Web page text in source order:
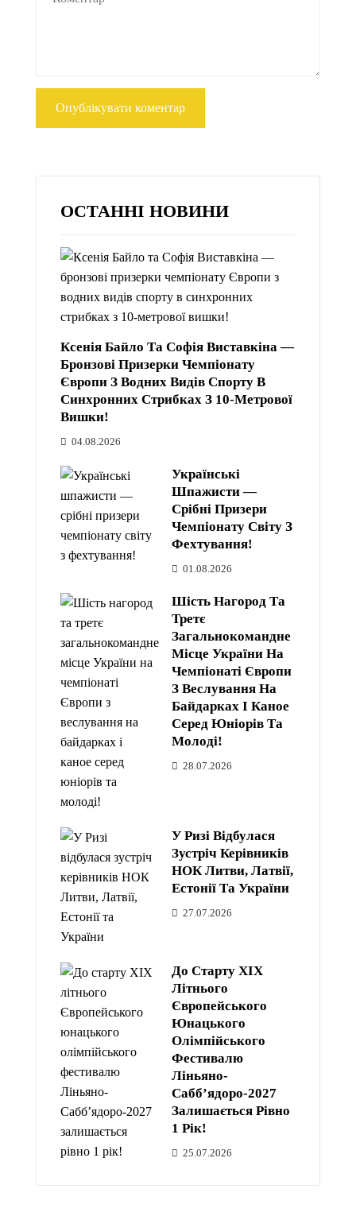
ОСТАННІ НОВИНИ
Ксенія Байло Та Софія Виставкіна —
Бронзові Призерки Чемпіонату
Європи З Водних Видів Спорту В
Синхронних Стрибках З 10-Метрової
Вишки!
04.08.2026
Українські
Шпажисти —
Срібні Призери
Чемпіонату Світу З
Фехтування!
01.08.2026
Шість Нагород Та
Третє
Загальнокомандне
Місце України На
Чемпіонаті Європи
З Веслування На
Байдарках І Каное
Серед Юніорів Та
Молоді!
28.07.2026
У Ризі Відбулася
Зустріч Керівників
НОК Литви, Латвії,
Естонії Та України
27.07.2026
До Старту XIX
Літнього
Європейського
Юнацького
Олімпійського
Фестивалю
Ліньяно-
Сабб’ядоро-2027
Залишається Рівно
1 Рік!
25.07.2026